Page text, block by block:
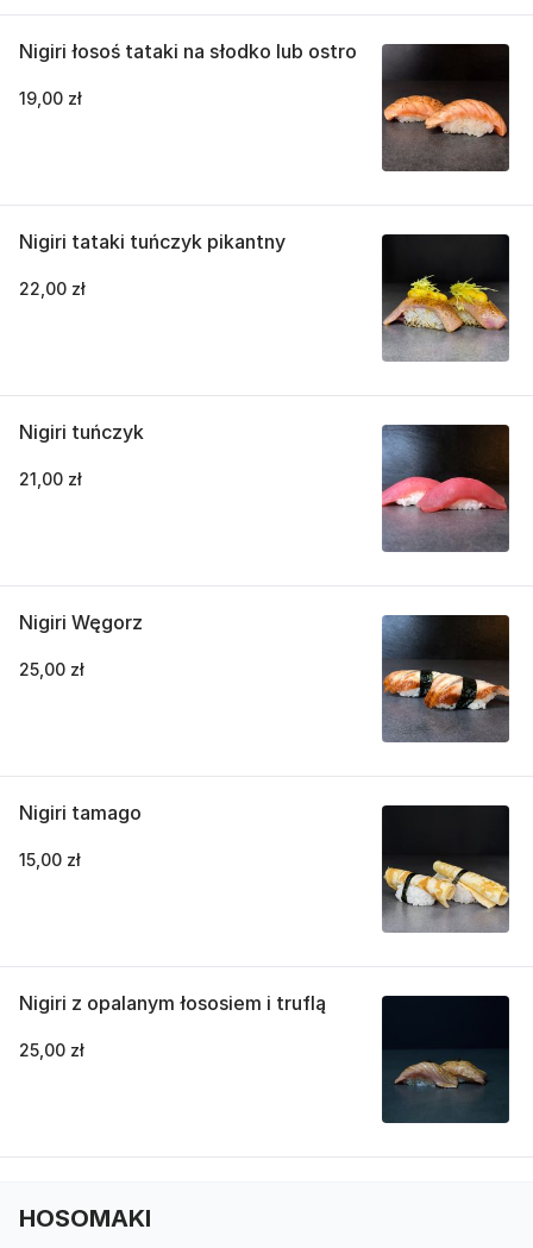
Nigiri łosoś tataki na słodko lub ostro
19,00 zł
Nigiri tataki tuńczyk pikantny
22,00 zł
Nigiri tuńczyk
21,00 zł
Nigiri Węgorz
25,00 zł
Nigiri tamago
15,00 zł
Nigiri z opalanym łososiem i truflą
25,00 zł
HOSOMAKI